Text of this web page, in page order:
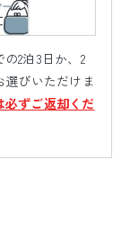
2泊3日か、2
選びいただけま
必ずご返却くだ